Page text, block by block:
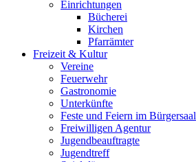
Einrichtungen
Bücherei
Kirchen
Pfarrämter
Freizeit & Kultur
Vereine
Feuerwehr
Gastronomie
Unterkünfte
Feste und Feiern im Bürgersaal
Freiwilligen Agentur
Jugendbeauftragte
Jugendtreff